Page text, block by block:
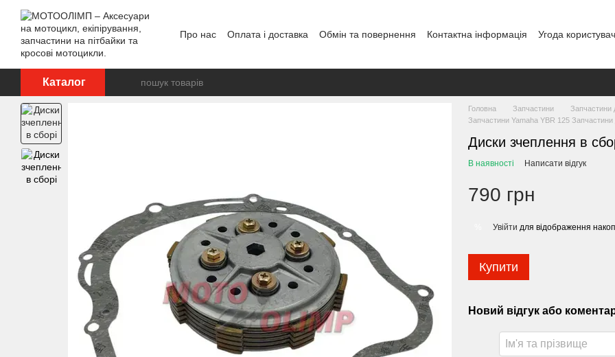
Перейти до основного контенту
Про нас Оплата і доставка Обмін та повернення Контактна інформація
Угода
Каталог
Головна Запчастини Запчастини
Запчастини Yamaha YBR 125 Запчастини
Диски зчеплення в
В наявності Написати відгук
790 грн
Увійти для відображення
Купити
Новий відгук або